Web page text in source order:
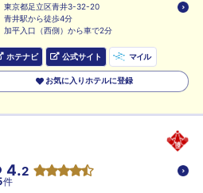
東京都足立区青井3-32-20
青井駅から徒歩4分
加平入口（西側）から車で2分
ホテナビ 公式サイト マイル
お気に入りホテルに登録
4.2
件